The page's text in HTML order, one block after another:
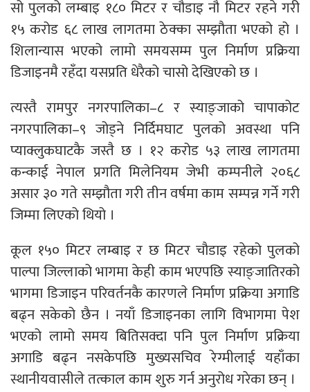
सो पुलको लम्बाइ १८० मिटर र चौडाइ नौ मिटर रहने गरी
१५ करोड ६८ लाख लागतमा ठेक्का सम्झौता भएको हो ।
शिलान्यास भएको लामो समयसम्म पुल निर्माण प्रक्रिया
डिजाइनमै रहँदा यसप्रति धेरैको चासो देखिएको छ ।
त्यस्तै रामपुर नगरपालिका–८ र स्याङ्जाको चापाकोट
नगरपालिका–९ जोड्ने निर्दिमघाट पुलको अवस्था पनि
प्याक्लुकघाटकै जस्तै छ । १२ करोड ५३ लाख लागतमा
कन्काई नेपाल प्रगति मिलेनियम जेभी कम्पनीले २०६८
असार ३० गते सम्झौता गरी तीन वर्षमा काम सम्पन्न गर्ने गरी
जिम्मा लिएको थियो ।
कूल १५० मिटर लम्बाइ र छ मिटर चौडाइ रहेको पुलको
पाल्पा जिल्लाको भागमा केही काम भएपछि स्याङ्जातिरको
भागमा डिजाइन परिवर्तनकै कारणले निर्माण प्रक्रिया अगाडि
बढ्न सकेको छैन । नयाँ डिजाइनका लागि विभागमा पेश
भएको लामो समय बितिसक्दा पनि पुल निर्माण प्रक्रिया
अगाडि बढ्न नसकेपछि मुख्यसचिव रेग्मीलाई यहाँका
स्थानीयवासीले तत्काल काम शुरु गर्न अनुरोध गरेका छन् ।